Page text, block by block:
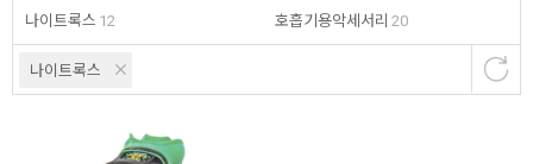
나이트록스 12
호흡기용악세서리 20
나이트록스